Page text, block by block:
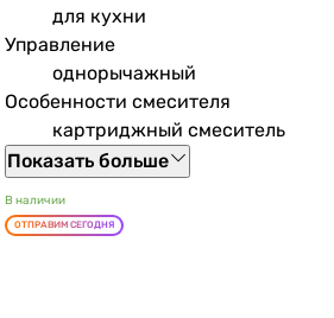
для кухни
Управление
однорычажный
Особенности смесителя
картриджный смеситель
Показать больше
В наличии
ОТПРАВИМ СЕГОДНЯ